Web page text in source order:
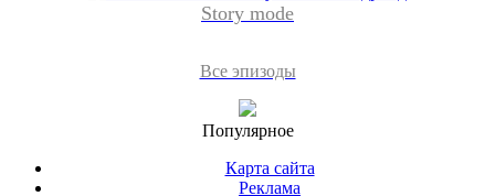
Story mode
Все эпизоды
Популярное
Карта сайта
Реклама